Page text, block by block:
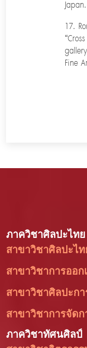
Japan.
17.
Fine
ภาควิชาศิลปะไทย
สาขาวิชาศิลปะไ
สาขาวิชาการออ
สาขาวิชาศิลปะกา
สาขาวิชาการจัด
ภาควิชาทัศนศิลป์